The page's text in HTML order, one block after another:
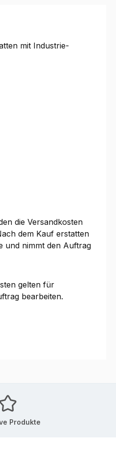
mit Industrie-
die Versandkosten
dem Kauf erstatten
und nimmt den Auftrag
gelten für
bearbeiten.
Produkte